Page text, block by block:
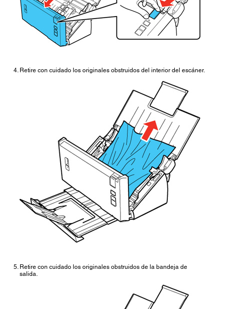
Retire con cuidado los originales obstruidos del interior del escáner.
Retire con cuidado los originales obstruidos de la bandeja de
salida.